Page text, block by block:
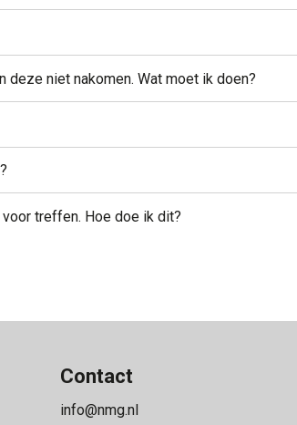
deze niet nakomen. Wat moet ik doen?
treffen. Hoe doe ik dit?
Contact
info@nmg.nl